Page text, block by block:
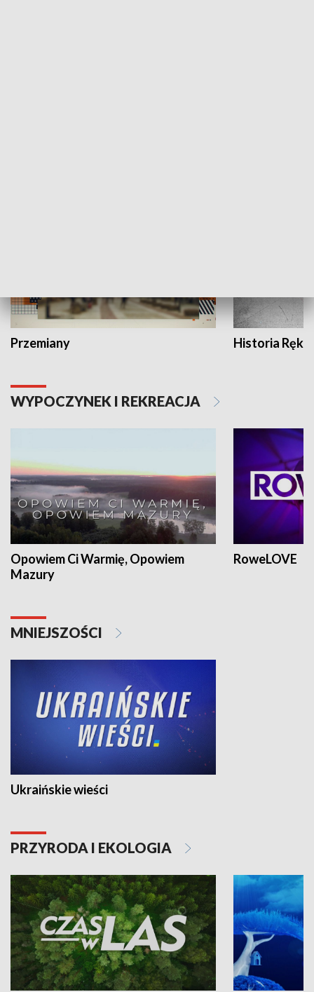
Przemiany Historia Ręką
WYPOCZYNEK I REKREACJA
Opowiem Ci Warmię, Opowiem
Mazury
RoweLOVE
MNIEJSZOŚCI
Ukraińskie wieści
PRZYRODA I EKOLOGIA